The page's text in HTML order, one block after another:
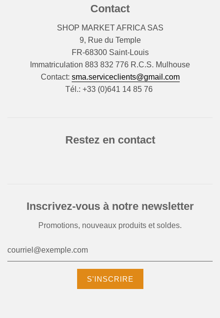
Contact
SHOP MARKET AFRICA SAS
9, Rue du Temple
FR-68300 Saint-Louis
Immatriculation 883 832 776 R.C.S. Mulhouse
Contact: sma.serviceclients@gmail.com
Tél.: +33 (0)641 14 85 76
Restez en contact
Inscrivez-vous à notre newsletter
Promotions, nouveaux produits et soldes.